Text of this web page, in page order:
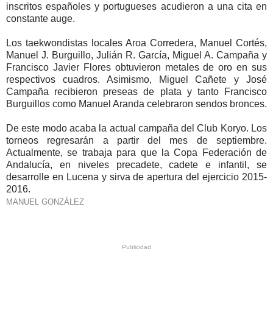
inscritos españoles y portugueses acudieron a una cita en
constante auge.
Los taekwondistas locales Aroa Corredera, Manuel Cortés,
Manuel J. Burguillo, Julián R. García, Miguel A. Campaña y
Francisco Javier Flores obtuvieron metales de oro en sus
respectivos cuadros. Asimismo, Miguel Cañete y José
Campaña recibieron preseas de plata y tanto Francisco
Burguillos como Manuel Aranda celebraron sendos bronces.
De este modo acaba la actual campaña del Club Koryo. Los
torneos regresarán a partir del mes de septiembre.
Actualmente, se trabaja para que la Copa Federación de
Andalucía, en niveles precadete, cadete e infantil, se
desarrolle en Lucena y sirva de apertura del ejercicio 2015-
2016.
MANUEL GONZÁLEZ